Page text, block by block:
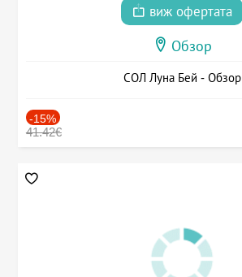
виж офертата
Обзор
СОЛ Луна Бей - Обзор
-15%
41.42€